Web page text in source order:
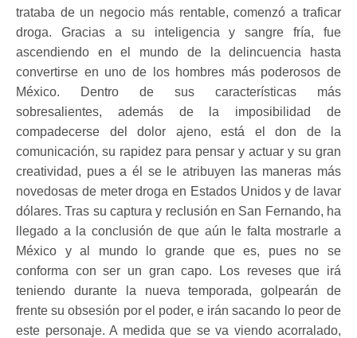
trataba de un negocio más rentable, comenzó a traficar
droga. Gracias a su inteligencia y sangre fría, fue
ascendiendo en el mundo de la delincuencia hasta
convertirse en uno de los hombres más poderosos de
México. Dentro de sus características más
sobresalientes, además de la imposibilidad de
compadecerse del dolor ajeno, está el don de la
comunicación, su rapidez para pensar y actuar y su gran
creatividad, pues a él se le atribuyen las maneras más
novedosas de meter droga en Estados Unidos y de lavar
dólares. Tras su captura y reclusión en San Fernando, ha
llegado a la conclusión de que aún le falta mostrarle a
México y al mundo lo grande que es, pues no se
conforma con ser un gran capo. Los reveses que irá
teniendo durante la nueva temporada, golpearán de
frente su obsesión por el poder, e irán sacando lo peor de
este personaje. A medida que se va viendo acorralado,